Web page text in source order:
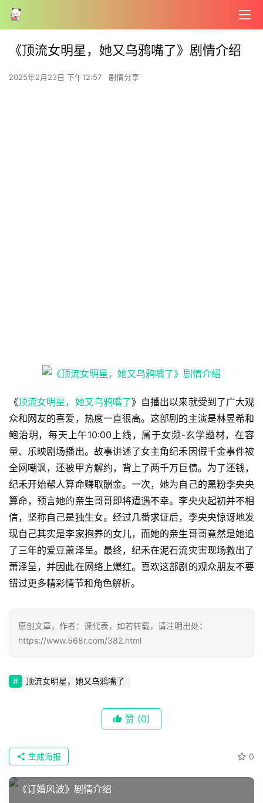
📖
墨
《顶流女明星，她又乌鸦嘴了》剧情介绍
2025年2月23日 下午12:57 剧情分享
《顶流女明星，她又乌鸦嘴了》自播出以来就受到了广大观
众和网友的喜爱，热度一直很高。这部剧的主演是林昱希和
鲍治玥，每天上午10:00上线，属于女频-玄学题材，在容
量、乐映剧场播出。故事讲述了女主角纪禾因假千金事件被
全网嘲讽，还被甲方解约，背上了两千万巨债。为了还钱，
纪禾开始帮人算命赚取酬金。一次，她为自己的黑粉李央央
算命，预言她的亲生哥哥即将遭遇不幸。李央央起初并不相
信，坚称自己是独生女。经过几番求证后，李央央惊讶地发
现自己其实是李家抱养的女儿，而她的亲生哥哥竟然是她追
了三年的爱豆萧泽呈。最终，纪禾在泥石流灾害现场救出了
萧泽呈，并因此在网络上爆红。喜欢这部剧的观众朋友不要
错过更多精彩情节和角色解析。
原创文章，作者：课代表，如若转载，请注明出处：
https://www.568r.com/382.html
顶流女明星，她又乌鸦嘴了
赞 (0)
0
生成海报
《订婚风波》剧情介绍